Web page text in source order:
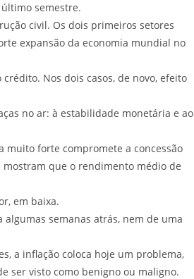
semestre.
civil. Os dois primeiros setores
expansão da economia mundial no
Nos dois casos, de novo, efeito
no ar: à estabilidade monetária e ao
muito forte compromete a concessão
mostram que o rendimento médio de
em baixa.
semanas atrás, nem de uma
a inflação coloca hoje um problema,
ser visto como benigno ou maligno.